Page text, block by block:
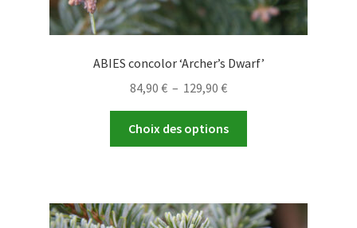
ABIES concolor ‘Archer’s Dwarf’
84,90 € – 129,90 €Plage
prix :
84,90 €
Choix des options
Les